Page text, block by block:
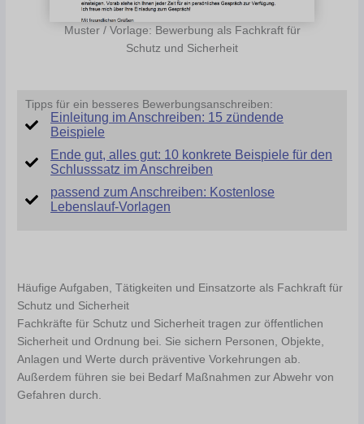
Muster / Vorlage: Bewerbung als Fachkraft für
Schutz und Sicherheit
Tipps für ein besseres Bewerbungsanschreiben:
Einleitung im Anschreiben: 15 zündende
Beispiele
Ende gut, alles gut: 10 konkrete Beispiele für den
Schlusssatz im Anschreiben
passend zum Anschreiben: Kostenlose
Lebenslauf-Vorlagen
Häufige Aufgaben, Tätigkeiten und Einsatzorte als Fachkraft für
Schutz und Sicherheit
Fachkräfte für Schutz und Sicherheit tragen zur öffentlichen
Sicherheit und Ordnung bei. Sie sichern Personen, Objekte,
Anlagen und Werte durch präventive Vorkehrungen ab.
Außerdem führen sie bei Bedarf Maßnahmen zur Abwehr von
Gefahren durch.